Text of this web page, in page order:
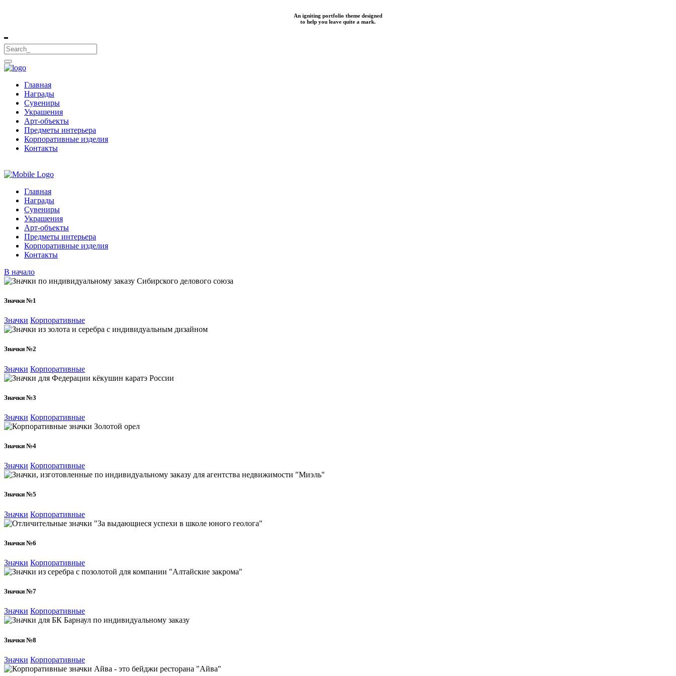
An igniting portfolio theme designed
to help you leave quite a mark.
Главная
Награды
Сувениры
Украшения
Арт-объекты
Предметы интерьера
Корпоративные изделия
Контакты
Главная
Награды
Сувениры
Украшения
Арт-объекты
Предметы интерьера
Корпоративные изделия
Контакты
В начало
Значки №1
Значки Корпоративные
Значки №2
Значки Корпоративные
Значки №3
Значки Корпоративные
Значки №4
Значки Корпоративные
Значки №5
Значки Корпоративные
Значки №6
Значки Корпоративные
Значки №7
Значки Корпоративные
Значки №8
Значки Корпоративные